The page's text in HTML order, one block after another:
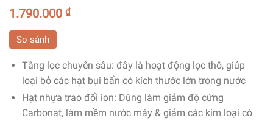
1.790.000 ₫
So sánh
Tầng lọc chuyên sâu: đây là hoạt động lọc thô, giúp
loại bỏ các hạt bụi bẩn có kích thước lớn trong nước
Hạt nhựa trao đổi ion: Dùng làm giảm độ cứng
Carbonat, làm mềm nước máy & giảm các kim loại có